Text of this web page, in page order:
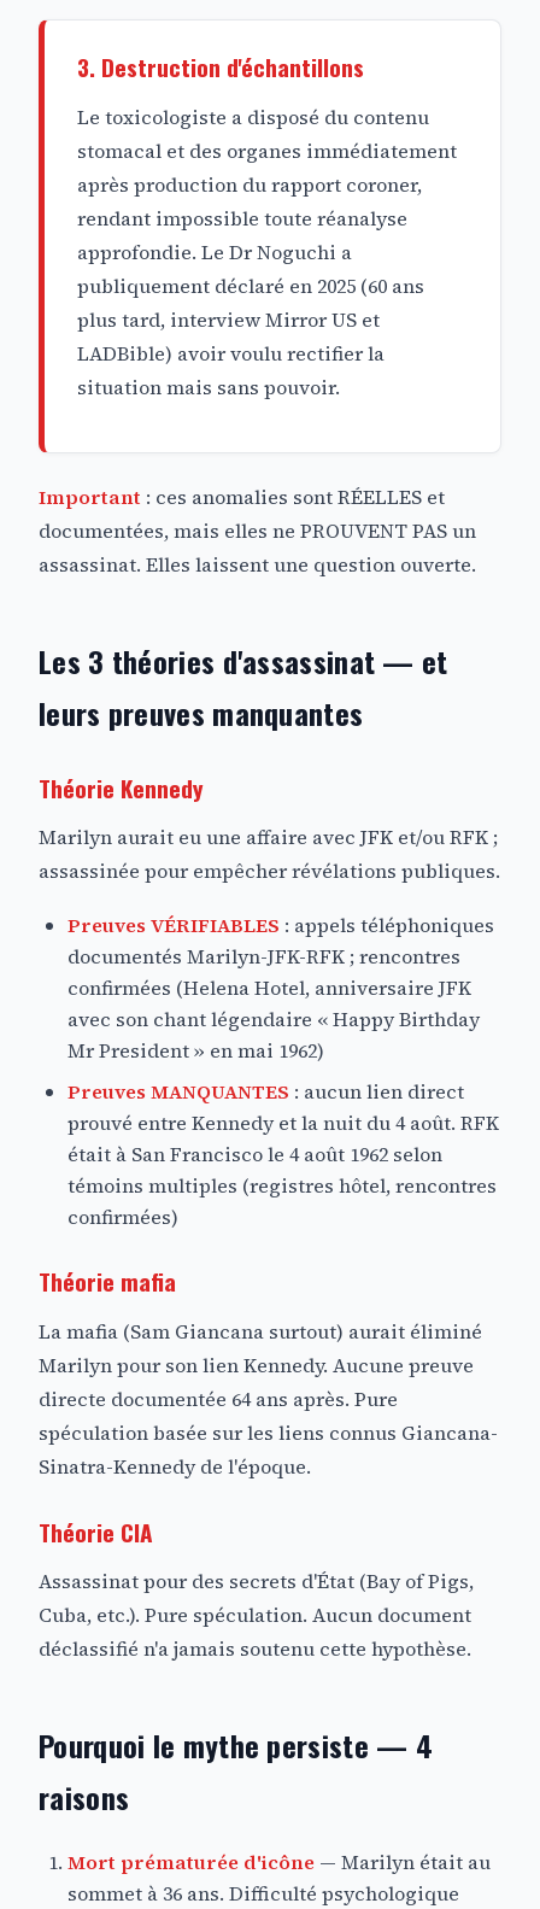
3. Destruction d'échantillons
Le toxicologiste a disposé du contenu
stomacal et des organes immédiatement
après production du rapport coroner,
rendant impossible toute réanalyse
approfondie. Le Dr Noguchi a
publiquement déclaré en 2025 (60 ans
plus tard, interview Mirror US et
LADBible) avoir voulu rectifier la
situation mais sans pouvoir.
Important : ces anomalies sont RÉELLES et
documentées, mais elles ne PROUVENT PAS un
assassinat. Elles laissent une question ouverte.
Les 3 théories d'assassinat — et
leurs preuves manquantes
Théorie Kennedy
Marilyn aurait eu une affaire avec JFK et/ou RFK ;
assassinée pour empêcher révélations publiques.
Preuves VÉRIFIABLES : appels téléphoniques
documentés Marilyn-JFK-RFK ; rencontres
confirmées (Helena Hotel, anniversaire JFK
avec son chant légendaire « Happy Birthday
Mr President » en mai 1962)
Preuves MANQUANTES : aucun lien direct
prouvé entre Kennedy et la nuit du 4 août. RFK
était à San Francisco le 4 août 1962 selon
témoins multiples (registres hôtel, rencontres
confirmées)
Théorie mafia
La mafia (Sam Giancana surtout) aurait éliminé
Marilyn pour son lien Kennedy. Aucune preuve
directe documentée 64 ans après. Pure
spéculation basée sur les liens connus Giancana-
Sinatra-Kennedy de l'époque.
Théorie CIA
Assassinat pour des secrets d'État (Bay of Pigs,
Cuba, etc.). Pure spéculation. Aucun document
déclassifié n'a jamais soutenu cette hypothèse.
Pourquoi le mythe persiste — 4
raisons
Mort prématurée d'icône — Marilyn était au
sommet à 36 ans. Difficulté psychologique